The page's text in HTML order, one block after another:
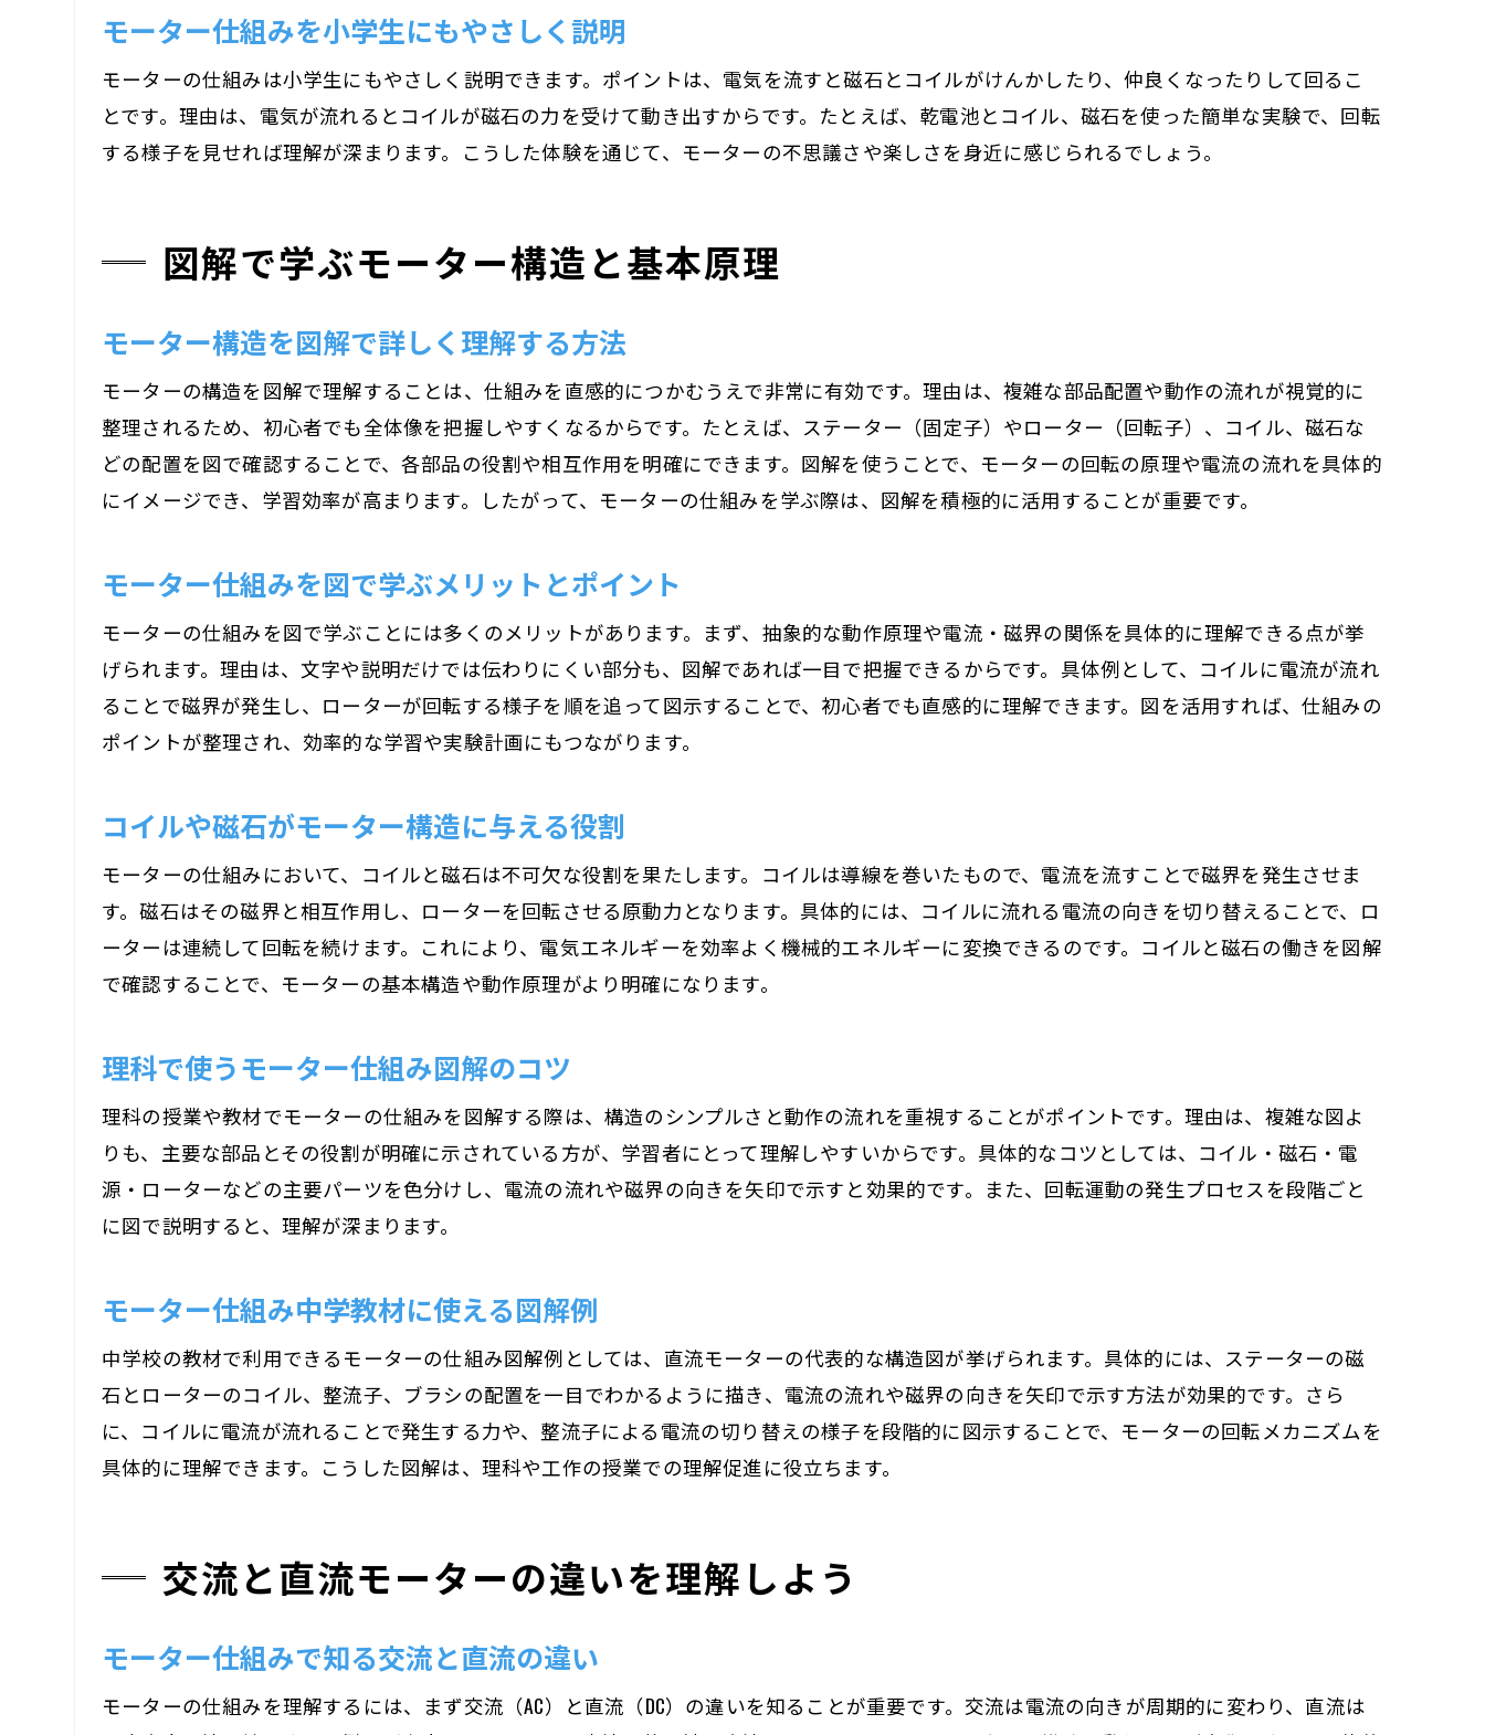
モーター仕組みで整流子の働きを理解する
コイルがモーター仕組みに果たす重要な役割
モーター回る仕組みと整流子の関係性
理科で学ぶモーター仕組みとコイルの原理
モーター仕組みを小学生にもやさしく説明
モーターの仕組みは小学生にもやさしく説明できます。ポイントは、電気を流すと磁石とコイルがけんかしたり、仲良くなったりして回るこ
とです。理由は、電気が流れるとコイルが磁石の力を受けて動き出すからです。たとえば、乾電池とコイル、磁石を使った簡単な実験で、回転
する様子を見せれば理解が深まります。こうした体験を通じて、モーターの不思議さや楽しさを身近に感じられるでしょう。
図解で学ぶモーター構造と基本原理
モーター構造を図解で詳しく理解する方法
モーターの構造を図解で理解することは、仕組みを直感的につかむうえで非常に有効です。理由は、複雑な部品配置や動作の流れが視覚的に
整理されるため、初心者でも全体像を把握しやすくなるからです。たとえば、ステーター（固定子）やローター（回転子）、コイル、磁石な
どの配置を図で確認することで、各部品の役割や相互作用を明確にできます。図解を使うことで、モーターの回転の原理や電流の流れを具体的
にイメージでき、学習効率が高まります。したがって、モーターの仕組みを学ぶ際は、図解を積極的に活用することが重要です。
モーター仕組みを図で学ぶメリットとポイント
モーターの仕組みを図で学ぶことには多くのメリットがあります。まず、抽象的な動作原理や電流・磁界の関係を具体的に理解できる点が挙
げられます。理由は、文字や説明だけでは伝わりにくい部分も、図解であれば一目で把握できるからです。具体例として、コイルに電流が流れ
ることで磁界が発生し、ローターが回転する様子を順を追って図示することで、初心者でも直感的に理解できます。図を活用すれば、仕組みの
ポイントが整理され、効率的な学習や実験計画にもつながります。
コイルや磁石がモーター構造に与える役割
モーターの仕組みにおいて、コイルと磁石は不可欠な役割を果たします。コイルは導線を巻いたもので、電流を流すことで磁界を発生させま
す。磁石はその磁界と相互作用し、ローターを回転させる原動力となります。具体的には、コイルに流れる電流の向きを切り替えることで、ロ
ーターは連続して回転を続けます。これにより、電気エネルギーを効率よく機械的エネルギーに変換できるのです。コイルと磁石の働きを図解
で確認することで、モーターの基本構造や動作原理がより明確になります。
理科で使うモーター仕組み図解のコツ
理科の授業や教材でモーターの仕組みを図解する際は、構造のシンプルさと動作の流れを重視することがポイントです。理由は、複雑な図よ
りも、主要な部品とその役割が明確に示されている方が、学習者にとって理解しやすいからです。具体的なコツとしては、コイル・磁石・電
源・ローターなどの主要パーツを色分けし、電流の流れや磁界の向きを矢印で示すと効果的です。また、回転運動の発生プロセスを段階ごと
に図で説明すると、理解が深まります。
モーター仕組み中学教材に使える図解例
中学校の教材で利用できるモーターの仕組み図解例としては、直流モーターの代表的な構造図が挙げられます。具体的には、ステーターの磁
石とローターのコイル、整流子、ブラシの配置を一目でわかるように描き、電流の流れや磁界の向きを矢印で示す方法が効果的です。さら
に、コイルに電流が流れることで発生する力や、整流子による電流の切り替えの様子を段階的に図示することで、モーターの回転メカニズムを
具体的に理解できます。こうした図解は、理科や工作の授業での理解促進に役立ちます。
交流と直流モーターの違いを理解しよう
モーター仕組みで知る交流と直流の違い
モーターの仕組みを理解するには、まず交流（AC）と直流（DC）の違いを知ることが重要です。交流は電流の向きが周期的に変わり、直流は